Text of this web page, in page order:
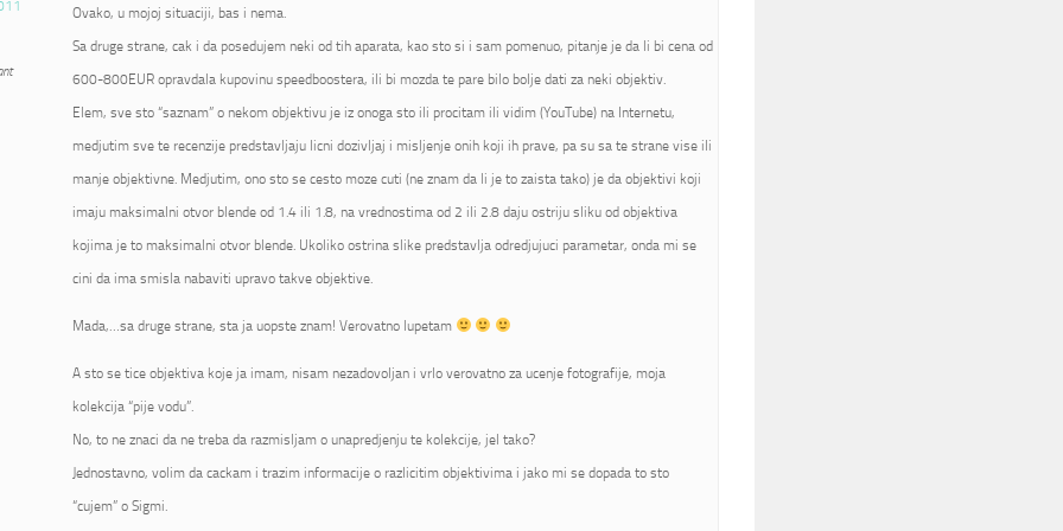
Ovako, u mojoj situaciji, bas i nema.
Sa druge strane, cak i da posedujem neki od tih aparata, kao sto si i sam pomenuo, pitanje je da li bi cena od
600-800EUR opravdala kupovinu speedboostera, ili bi mozda te pare bilo bolje dati za neki objektiv.
Elem, sve sto “saznam” o nekom objektivu je iz onoga sto ili procitam ili vidim (YouTube) na Internetu,
medjutim sve te recenzije predstavljaju licni dozivljaj i misljenje onih koji ih prave, pa su sa te strane vise ili
manje objektivne. Medjutim, ono sto se cesto moze cuti (ne znam da li je to zaista tako) je da objektivi koji
imaju maksimalni otvor blende od 1.4 ili 1.8, na vrednostima od 2 ili 2.8 daju ostriju sliku od objektiva
kojima je to maksimalni otvor blende. Ukoliko ostrina slike predstavlja odredjujuci parametar, onda mi se
cini da ima smisla nabaviti upravo takve objektive.
Mada,…sa druge strane, sta ja uopste znam! Verovatno lupetam
A sto se tice objektiva koje ja imam, nisam nezadovoljan i vrlo verovatno za ucenje fotografije, moja
kolekcija “pije vodu”.
No, to ne znaci da ne treba da razmisljam o unapredjenju te kolekcije, jel tako?
Jednostavno, volim da cackam i trazim informacije o razlicitim objektivima i jako mi se dopada to sto
“cujem” o Sigmi.